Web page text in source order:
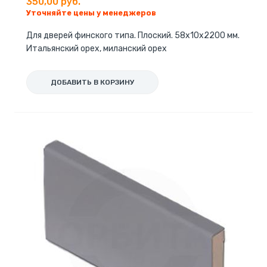
Уточняйте цены у менеджеров
Для дверей финского типа. Плоский. 58x10x2200 мм.
Итальянский орех, миланский орех
ДОБАВИТЬ В КОРЗИНУ